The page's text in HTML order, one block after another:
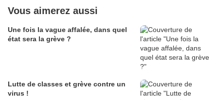
Vous aimerez aussi
Une fois la vague affalée, dans quel
état sera la grève ?
Lutte de classes et grève contre un
virus !